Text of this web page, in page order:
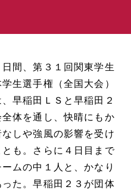
間、第３１回関東学生
生選手権（全国大会）
早稲田ＬＳと早稲田２
体を通し、快晴にもか
しや強風の影響を受け
も。さらに４日目まで
ムの中１人と、かなり
た。早稲田２３が団体